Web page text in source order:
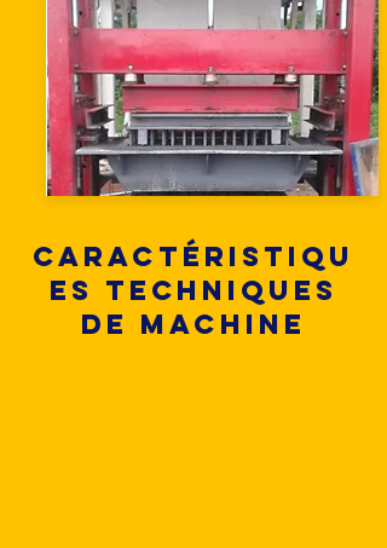
Caractéristiqu
es techniques
de machine